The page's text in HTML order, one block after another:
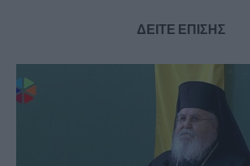
ΔΕΙΤΕ ΕΠΙΣΗΣ